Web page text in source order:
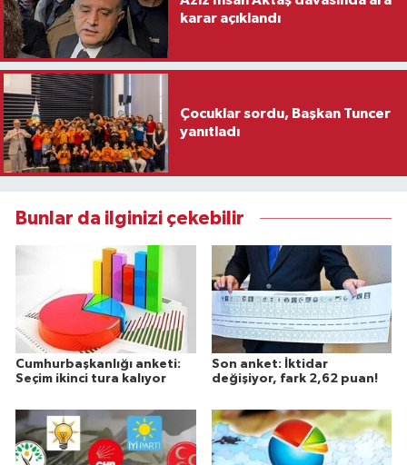
karar açıklandı
Çocuklar sordu, Başkan Tuncer
yanıtladı
Bunlar da ilginizi çekebilir
Cumhurbaşkanlığı anketi:
Seçim ikinci tura kalıyor
Son anket: İktidar
değişiyor, fark 2,62 puan!